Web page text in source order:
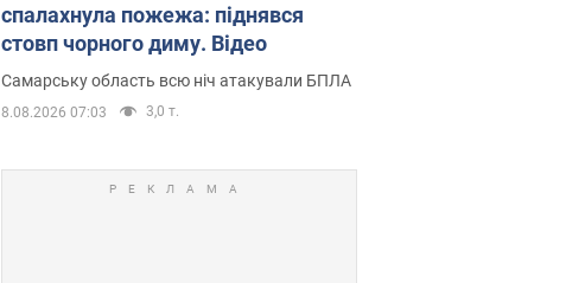
спалахнула пожежа: піднявся
стовп чорного диму. Відео
Самарську область всю ніч атакували БПЛА
8.08.2026 07:03 3,0 т.